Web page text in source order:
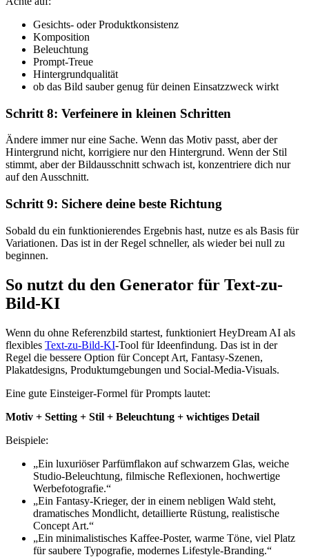
Gesichts- oder Produktkonsistenz
Komposition
Beleuchtung
Prompt-Treue
Hintergrundqualität
ob das Bild sauber genug für deinen Einsatzzweck wirkt
Schritt 8: Verfeinere in kleinen Schritten
Ändere immer nur eine Sache. Wenn das Motiv passt, aber der
Hintergrund nicht, korrigiere nur den Hintergrund. Wenn der Stil
stimmt, aber der Bildausschnitt schwach ist, konzentriere dich nur
auf den Ausschnitt.
Schritt 9: Sichere deine beste Richtung
Sobald du ein funktionierendes Ergebnis hast, nutze es als Basis für
Variationen. Das ist in der Regel schneller, als wieder bei null zu
beginnen.
So nutzt du den Generator für Text-zu-
Bild-KI
Wenn du ohne Referenzbild startest, funktioniert HeyDream AI als
flexibles Text-zu-Bild-KI-Tool für Ideenfindung. Das ist in der
Regel die bessere Option für Concept Art, Fantasy-Szenen,
Plakatdesigns, Produktumgebungen und Social-Media-Visuals.
Eine gute Einsteiger-Formel für Prompts lautet:
Motiv + Setting + Stil + Beleuchtung + wichtiges Detail
Beispiele:
„Ein luxuriöser Parfümflakon auf schwarzem Glas, weiche
Studio-Beleuchtung, filmische Reflexionen, hochwertige
Werbefotografie.“
„Ein Fantasy-Krieger, der in einem nebligen Wald steht,
dramatisches Mondlicht, detaillierte Rüstung, realistische
Concept Art.“
„Ein minimalistisches Kaffee-Poster, warme Töne, viel Platz
für saubere Typografie, modernes Lifestyle-Branding.“